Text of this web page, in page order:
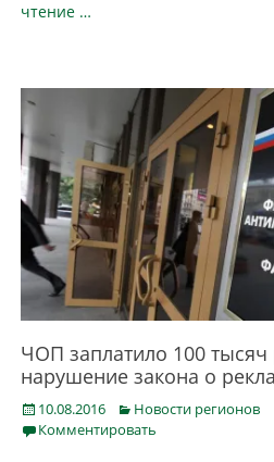
чтение …
ЧОП заплатило 100 тысяч
нарушение закона о
Posted
on
10.08.2016 Categories
Новости регионов
Комментировать